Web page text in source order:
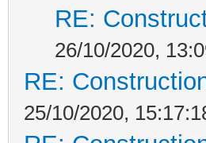
RE:
26/10/2020,
RE:
25/10/2020,